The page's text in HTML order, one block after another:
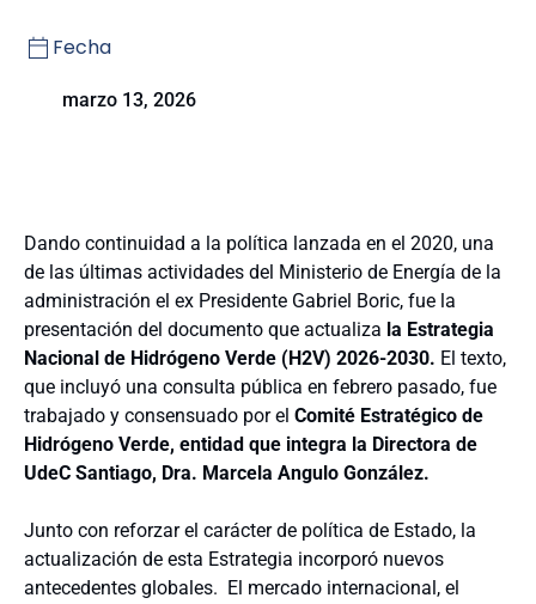
Fecha
marzo 13, 2026
Dando continuidad a la política lanzada en el 2020, una
de las últimas actividades del Ministerio de Energía de la
administración el ex Presidente Gabriel Boric, fue la
presentación del documento que actualiza la Estrategia
Nacional de Hidrógeno Verde (H2V) 2026-2030. El texto,
que incluyó una consulta pública en febrero pasado, fue
trabajado y consensuado por el Comité Estratégico de
Hidrógeno Verde, entidad que integra la Directora de
UdeC Santiago, Dra. Marcela Angulo González.
Junto con reforzar el carácter de política de Estado, la
actualización de esta Estrategia incorporó nuevos
antecedentes globales. El mercado internacional, el